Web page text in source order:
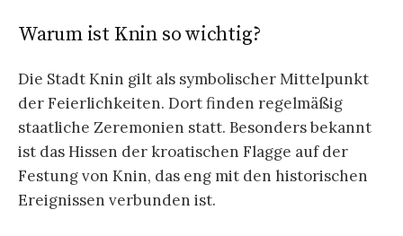
Warum ist Knin so wichtig?
Die Stadt Knin gilt als symbolischer Mittelpunkt
der Feierlichkeiten. Dort finden regelmäßig
staatliche Zeremonien statt. Besonders bekannt
ist das Hissen der kroatischen Flagge auf der
Festung von Knin, das eng mit den historischen
Ereignissen verbunden ist.